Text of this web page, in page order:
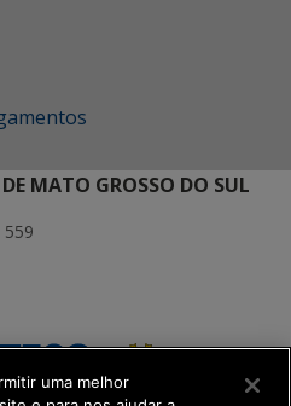
MATO GROSSO DO SUL
uma melhor